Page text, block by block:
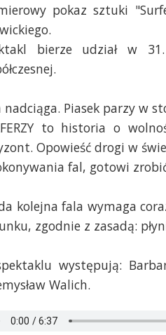
pokaz sztuki
bierze udział w
nadciąga. Piasek parzy w
to historia o
Opowieść drogi w
fal, gotowi
kolejna fala wymaga
zgodnie z zasadą:
występują:
Walich.